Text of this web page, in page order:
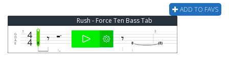
ADD TO FAVS
Rush - Force Ten Bass Tab